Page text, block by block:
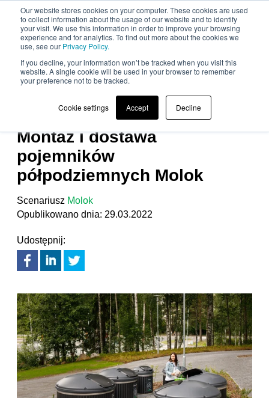
Our website stores cookies on your computer. These cookies are used
to collect information about the usage of our website and to identify
your visit. We use this information in order to improve your browsing
experience and for analytics. To find out more about the cookies we
use, see our Privacy Policy.
If you decline, your information won’t be tracked when you visit this
website. A single cookie will be used in your browser to remember
your preference not to be tracked.
Cookie settings Accept Decline
POJEMNIKÓW PÓŁPODZIEMNYCH
Montaż i dostawa
pojemników
półpodziemnych Molok
Scenariusz Molok
Opublikowano dnia: 29.03.2022
Udostępnij: